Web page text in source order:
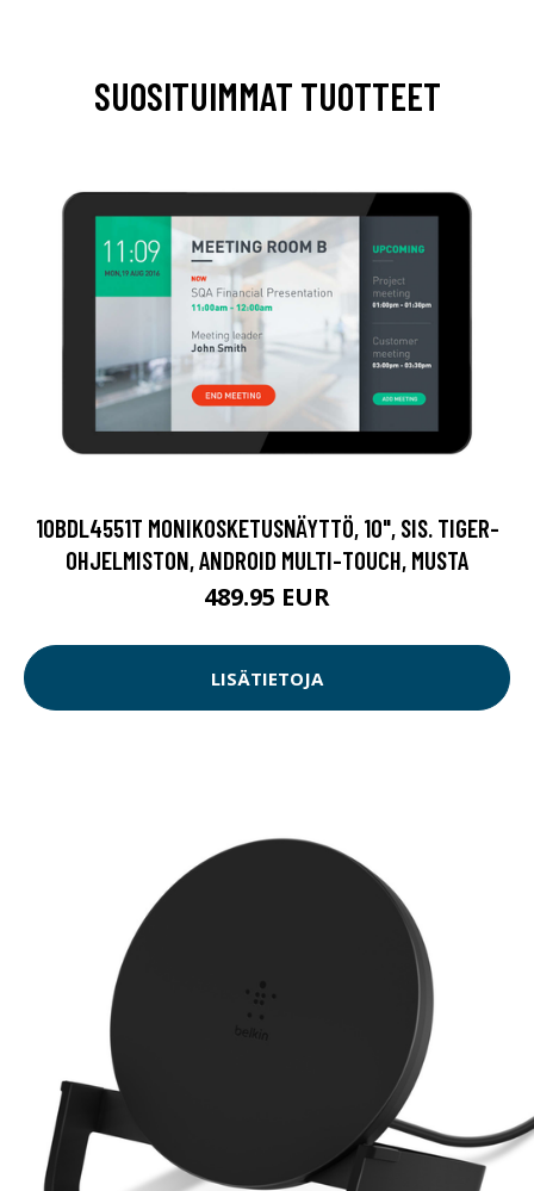
SUOSITUIMMAT TUOTTEET
10BDL4551T MONIKOSKETUSNÄYTTÖ, 10", SIS. TIGER-
OHJELMISTON, ANDROID MULTI-TOUCH, MUSTA
489.95 EUR
LISÄTIETOJA